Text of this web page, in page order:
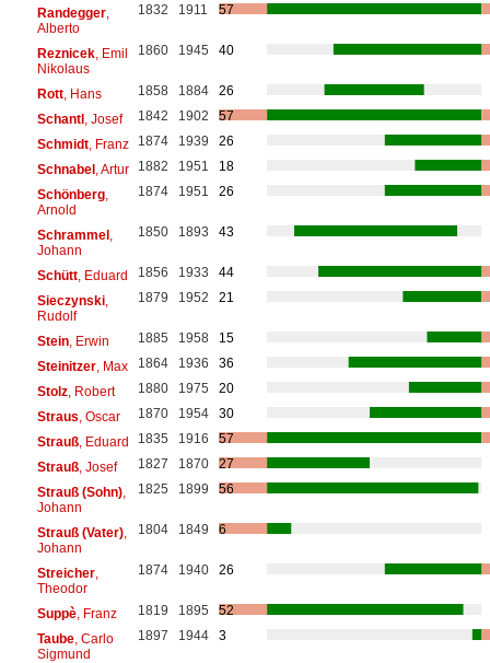
Randegger,
Alberto
1832 1911 57
Reznicek, Emil
Nikolaus
1860 1945 40
Rott, Hans 1858 1884
26
Schantl, Josef 1842 1902
57
Schmidt, Franz 1874 1939
26
Schnabel, Artur 1882 1951
18
Schönberg,
Arnold
1874 1951 26
Schrammel,
Johann
1850 1893 43
Schütt, Eduard 1856 1933
44
Sieczynski,
Rudolf
1879 1952 21
Stein, Erwin 1885 1958
15
Steinitzer, Max 1864 1936
36
Stolz, Robert 1880 1975
20
Straus , Oscar 1870 1954
30
Strauß, Eduard 1835 1916
57
Strauß, Josef 1827 1870
27
Strauß (Sohn),
Johann
1825 1899 56
Strauß (Vater),
Johann
1804 1849 6
Streicher,
Theodor
1874 1940 26
Suppè, Franz 1819 1895
52
Taube, Carlo
Sigmund
1897 1944 3